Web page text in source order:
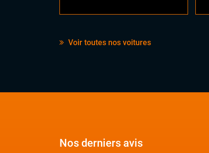
Voir toutes nos voitures
Nos derniers avis